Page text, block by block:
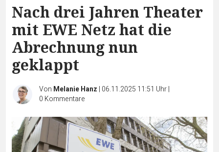
Nach drei Jahren Theater
mit EWE Netz hat die
Abrechnung nun
geklappt
Von Melanie Hanz | 06.11.2025 11:51 Uhr|
0 Kommentare